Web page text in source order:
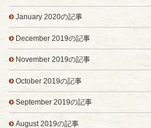
January 2020の記事
December 2019の記事
November 2019の記事
October 2019の記事
September 2019の記事
August 2019の記事